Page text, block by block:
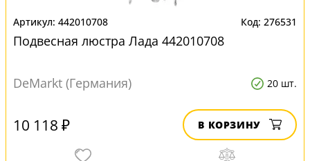
442010708 276531
Подвесная люстра Лада 442010708
DeMarkt (Германия) 20 шт.
10 118 ₽ В КОРЗИНУ